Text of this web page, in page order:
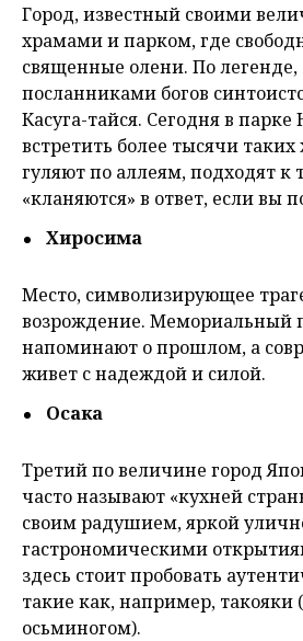
Город, известный своими
храмами и парком, где
священные олени. По
посланниками богов
Касуга-тайся. Сегодня в
встретить более тысячи
гуляют по аллеям, подходят к
«кланяются» в ответ, если вы
Хиросима
Место, символизирующее
возрождение. Мемориальный
напоминают о прошлом, а
живет с надеждой и силой.
Осака
Третий по величине город
часто называют «кухней
своим радушием, яркой
гастрономическими
здесь стоит пробовать
такие как, например, такояки
осьминогом).